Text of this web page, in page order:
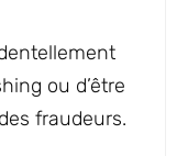
ou d’être
fraudeurs.